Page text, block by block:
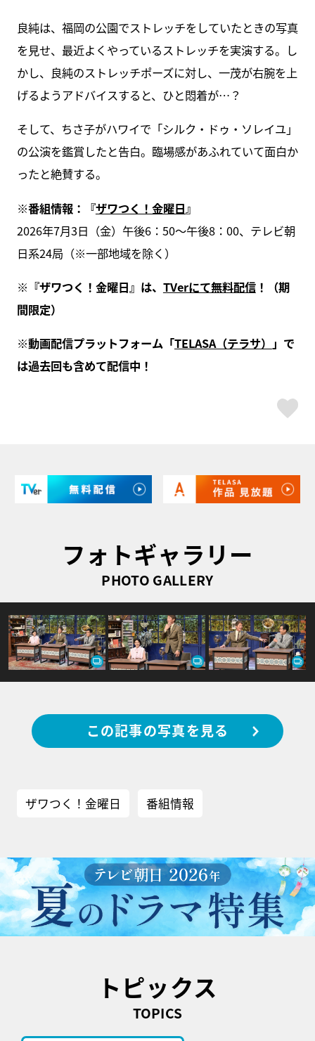
良純は、福岡の公園でストレッチをしていたときの写真
を見せ、最近よくやっているストレッチを実演する。し
かし、良純のストレッチポーズに対し、一茂が右腕を上
げるようアドバイスすると、ひと悶着が…？
そして、ちさ子がハワイで「シルク・ドゥ・ソレイユ」
の公演を鑑賞したと告白。臨場感があふれていて面白か
ったと絶賛する。
※番組情報：『ザワつく！金曜日 』
2026年7月3日（金）午後6：50～午後8：00、テレビ朝
日系24局（※一部地域を除く）
※『ザワつく！金曜日』は、 TVerにて無料配信！（期
間限定）
※動画配信プラットフォーム「TELASA（テラサ） 」で
は過去回も含めて配信中！
フォトギャラリー
PHOTO GALLERY
この記事の写真を見る
ザワつく！金曜日 番組情報
トピックス
TOPICS